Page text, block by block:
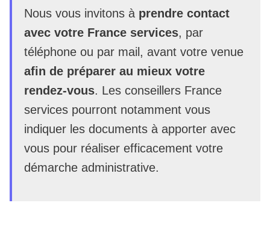
Nous vous invitons à prendre contact
avec votre France services, par
téléphone ou par mail, avant votre venue
afin de préparer au mieux votre
rendez-vous. Les conseillers France
services pourront notamment vous
indiquer les documents à apporter avec
vous pour réaliser efficacement votre
démarche administrative.